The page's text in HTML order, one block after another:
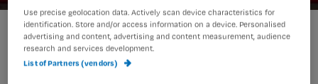
We gaan een nieuw ziekenhuis
bouwen. Echt ontzettend leuk om
Use precise geolocation data. Actively scan device characteristics for
identification. Store and/or access information on a device. Personalised
advertising and content, advertising and content measurement, audience
research and services development.
List of Partners (vendors)